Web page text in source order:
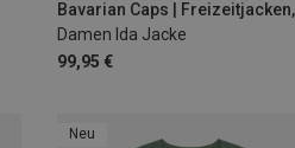
Damen Ida Jacke
99,95 €
Neu